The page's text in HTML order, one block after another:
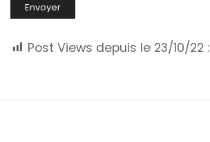
Post Views depuis le 23/10/22 :